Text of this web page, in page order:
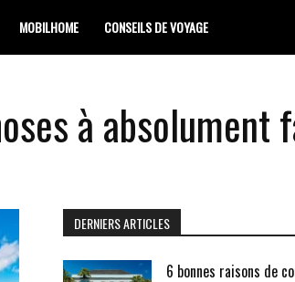
MOBILHOME CONSEILS DE VOYAGE
à absolument
DERNIERS ARTICLES
6 bonnes raisons de